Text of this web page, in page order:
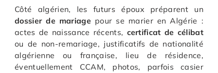
Côté algérien, les futurs époux préparent un
dossier de mariage pour se marier en Algérie :
actes de naissance récents, certificat de célibat
ou de non-remariage, justificatifs de nationalité
algérienne ou française, lieu de résidence,
éventuellement CCAM, photos, parfois casier